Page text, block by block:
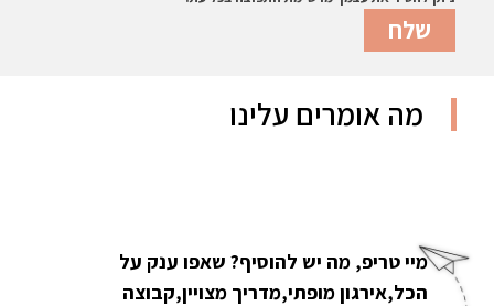
מה אומרים עלינו
מיי טריפ, מה יש להוסיף? שאפו ענק על
הכל,אירגון מופתי,מדריך מצויין,קבוצה